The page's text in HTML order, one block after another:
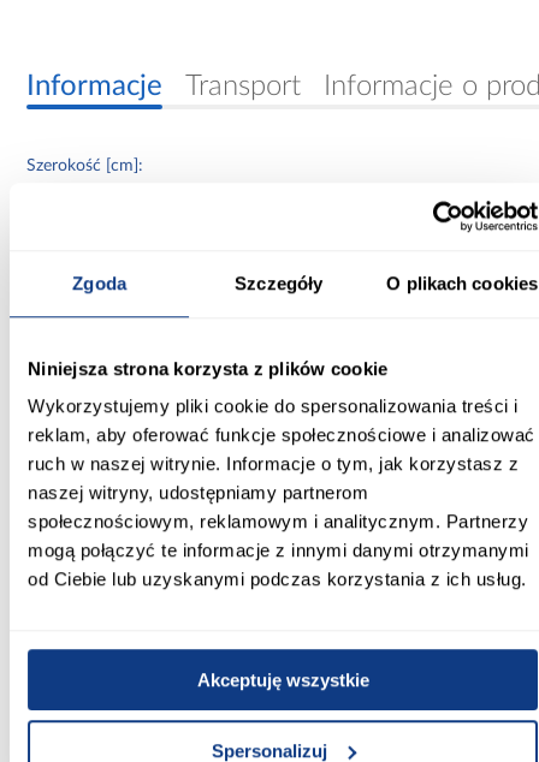
Zgoda Szczegóły O plikach cookies
Niniejsza strona korzysta z plików cookie
Wykorzystujemy pliki cookie do spersonalizowania treści i
reklam, aby oferować funkcje społecznościowe i analizować
ruch w naszej witrynie. Informacje o tym, jak korzystasz z
naszej witryny, udostępniamy partnerom
społecznościowym, reklamowym i analitycznym. Partnerzy
mogą połączyć te informacje z innymi danymi otrzymanymi
od Ciebie lub uzyskanymi podczas korzystania z ich usług.
Akceptuję wszystkie
Spersonalizuj
Informacje Transport Informacje o
Szerokość [cm]:
60.00
Wysokość [cm]:
Kolor frontów:
czarny/artisan
Kolor korpusu:
czarny
Wybarwienie:
czarne
Ilość drzwi: